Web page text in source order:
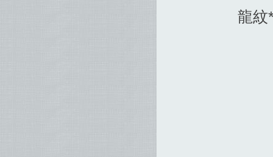
龍紋*鞭